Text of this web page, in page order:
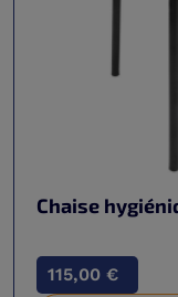
Chaise
115,00 €